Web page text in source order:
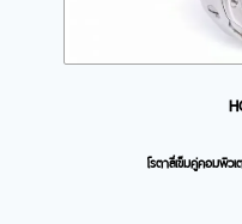
โรตาลี่เข็มคู่คอมพิว